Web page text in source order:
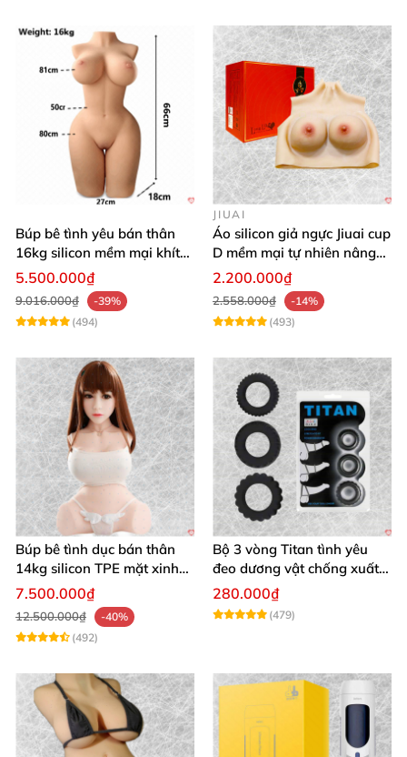
Búp bê tình yêu bán thân
16kg silicon mềm mại khít
hồng
5.500.000₫
9.016.000₫
-39%
(494)
JIUAI
Áo silicon giả ngực Jiuai cup
D mềm mại tự nhiên nâng
ngực
2.200.000₫
2.558.000₫
-14%
(493)
Búp bê tình dục bán thân
14kg silicon TPE mặt xinh
trắng hồng
7.500.000₫
12.500.000₫
-40%
(492)
Bộ 3 vòng Titan tình yêu
đeo dương vật chống xuất
tinh sớm chất liệu silicon y
tế
280.000₫
(479)